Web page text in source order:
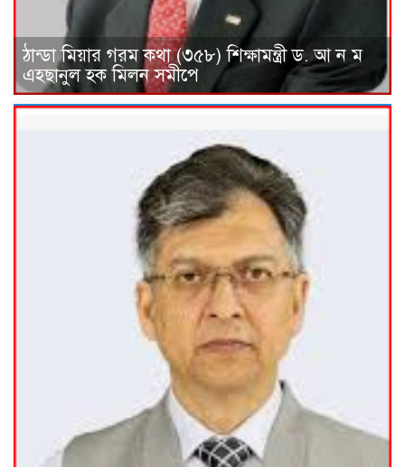
ঠান্ডা মিয়ার গরম কথা (৩৫৮) শিক্ষামন্ত্রী ড. আ ন ম
এহছানুল হক মিলন সমীপে